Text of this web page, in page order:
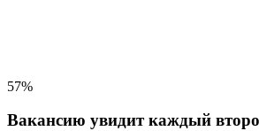
57%
Вакансию увидит каждый